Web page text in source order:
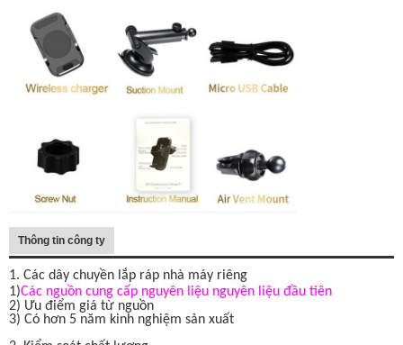
Thông tin công ty
1. Các dây chuyền lắp ráp nhà máy riêng
1)Các nguồn cung cấp nguyên liệu nguyên liệu đầu tiên
2) Ưu điểm giá từ nguồn
3) Có hơn 5 năm kinh nghiệm sản xuất